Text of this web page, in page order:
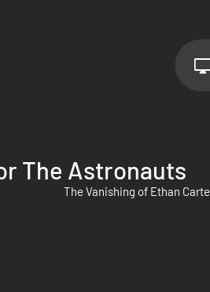
The Astronauts
The Vanishing of Ethan